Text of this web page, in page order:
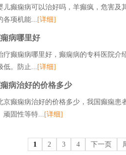
痫病可以治好吗，羊癫疯，危害及
各项机能...[详细]
病哪里好
痫病哪里好，癫痫病的专科医院介
低。防止...[详细]
病治好的价格多少
痫病治好的价格多少，我国癫痫患
顽固性等特...[详细]
1 2 3 4 下一页